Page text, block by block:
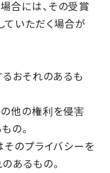
合には、その受賞
ていただく場合が
るおそれのあるも
他の権利を侵害
の。
そのプライバシーを
あるもの。